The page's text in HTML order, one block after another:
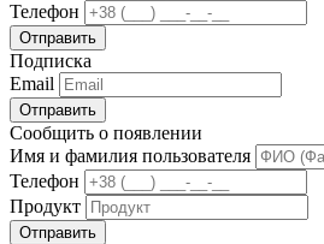
Телефон
Отправить
Подписка
Email
Отправить
Сообщить о появлении
Имя и фамилия пользователя
Телефон
Продукт
Отправить